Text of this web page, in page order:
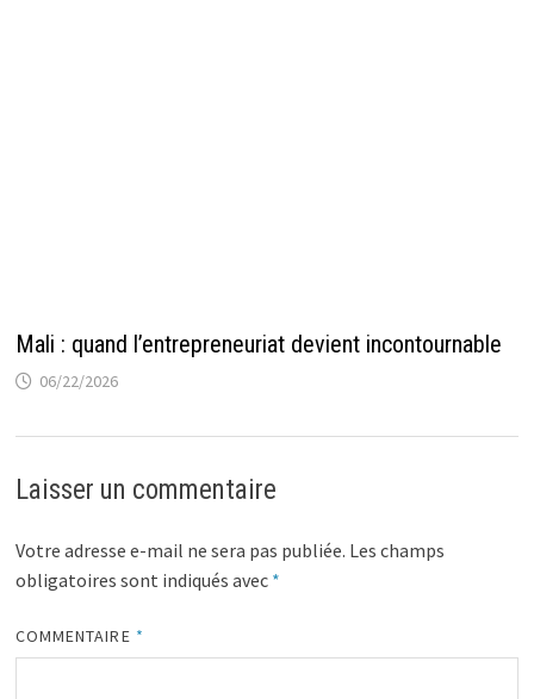
Mali : quand l’entrepreneuriat devient incontournable
06/22/2026
Laisser un commentaire
Votre adresse e-mail ne sera pas publiée. Les champs
obligatoires sont indiqués avec *
COMMENTAIRE *